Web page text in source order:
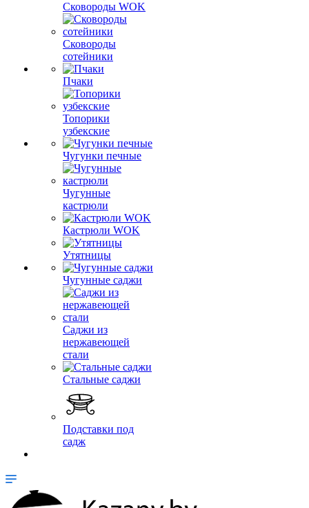
Сковороды WOK
Сковороды
сотейники
Пчаки
Топорики
узбекские
Чугунки печные
Чугунные
кастрюли
Кастрюли WOK
Утятницы
Чугунные саджи
Саджи из
нержавеющей
стали
Стальные саджи
Подставки под
садж